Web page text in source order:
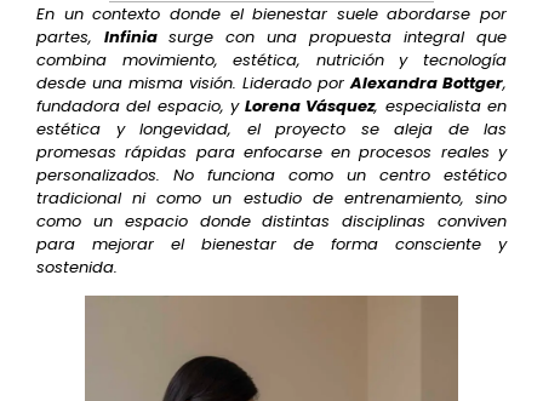
En un contexto donde el bienestar suele abordarse por
partes, Infinia surge con una propuesta integral que
combina movimiento, estética, nutrición y tecnología
desde una misma visión. Liderado porAlexandra Bottger,
fundadora del espacio, yLorena Vásquez, especialista en
estética y longevidad, el proyecto se aleja de las
promesas rápidas para enfocarse en procesos reales y
personalizados. No funciona como un centro estético
tradicional ni como un estudio de entrenamiento, sino
como un espacio donde distintas disciplinas conviven
para mejorar el bienestar de forma consciente y
sostenida.